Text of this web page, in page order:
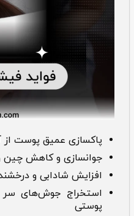
پاکسازی عمیق پوست از
جوانسازی و کاهش چین
افزایش شادابی و
استخراج جوش‌های سر
پوستی